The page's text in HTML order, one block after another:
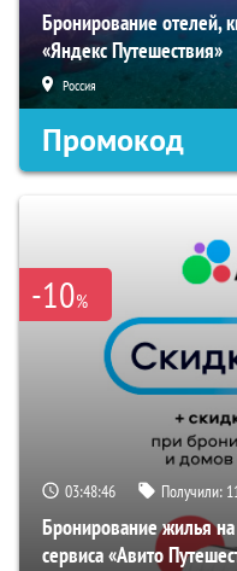
Бронирование отелей,
«Яндекс Путешествия»
Россия
Промокод
-10%
03:48:46 Получили:
Бронирование жилья
сервиса «Авито